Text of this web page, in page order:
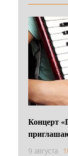
Концерт
9 августа